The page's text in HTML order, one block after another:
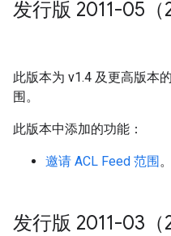
发行版 2011-05（
此版本为 v1.4 及更高版本
围。
此版本中添加的功能：
邀请 ACL Feed 范围。
发行版 2011-03（